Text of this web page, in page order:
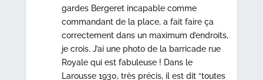
gardes Bergeret incapable comme
commandant de la place, a fait faire ça
correctement dans un maximum d’endroits,
je crois. J’ai une photo de la barricade rue
Royale qui est fabuleuse ! Dans le
Larousse 1930, très précis, il est dit “toutes